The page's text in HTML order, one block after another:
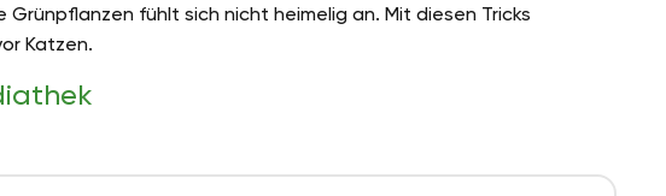
Grünpflanzen fühlt sich nicht heimelig an. Mit diesen Tricks
Katzen.